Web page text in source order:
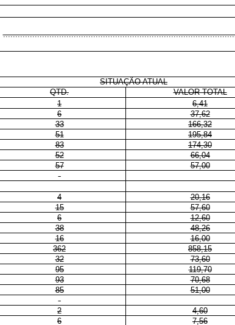
SITUAÇÃO ATUAL
QTD.
VALOR TOTAL
1 6,41
6 37,62
33 166,32
51 195,84
83 174,30
52 66,04
57 57,00
-
4 20,16
15 57,60
6 12,60
38 48,26
16 16,00
362 858,15
32 73,60
95 119,70
93 70,68
85 51,00
-
2 4,60
6 7,56